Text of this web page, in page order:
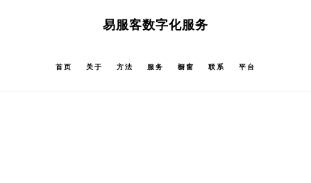
易服客数字化服务
首页 关于 方法 服务 橱窗 联系 平台